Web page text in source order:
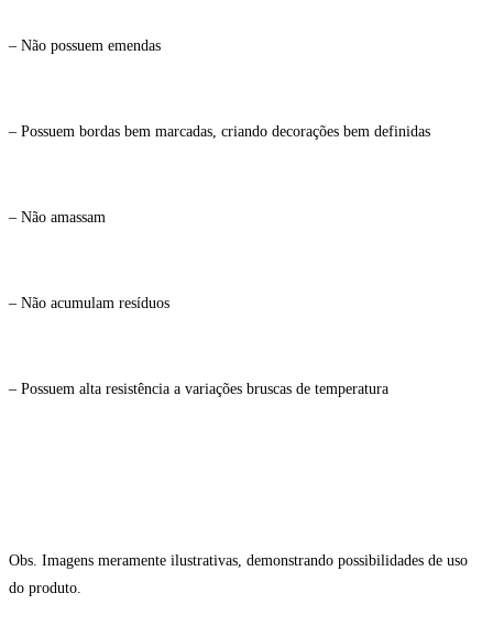
– Não possuem emendas
– Possuem bordas bem marcadas, criando decorações bem definidas
– Não amassam
– Não acumulam resíduos
– Possuem alta resistência a variações bruscas de temperatura
Obs. Imagens meramente ilustrativas, demonstrando possibilidades de uso
do produto.